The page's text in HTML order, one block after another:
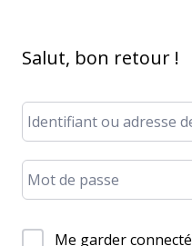
Salut, bon retour !
Me garder connecté